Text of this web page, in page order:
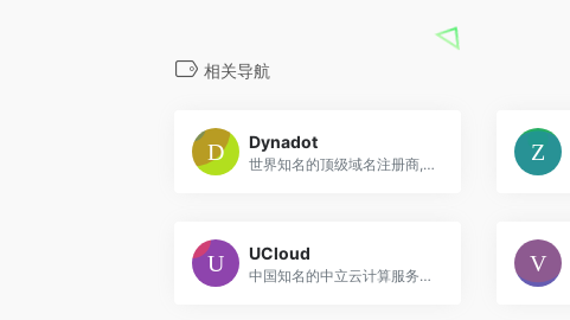
相关导航
Dynadot
世界知名的顶级域名注册商,总部坐落于旧金山“硅谷”
UCloud
中国知名的中立云计算服务商,长期专注于移动互联网领域